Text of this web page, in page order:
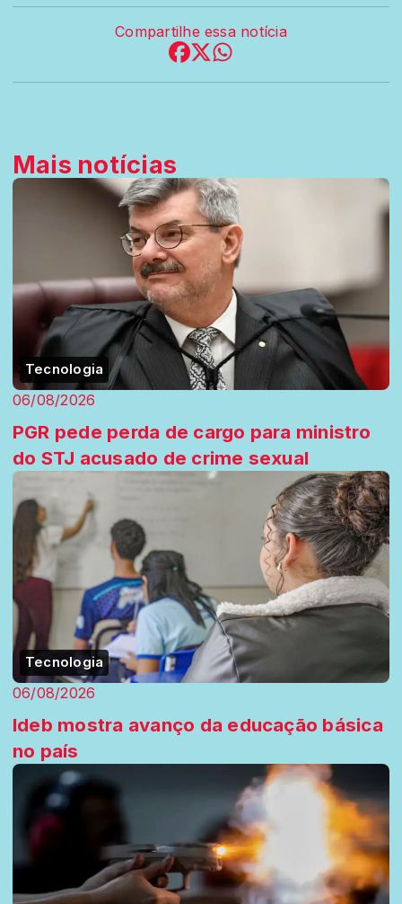
Compartilhe essa notícia
Mais notícias
Tecnologia
06/08/2026
PGR pede perda de cargo para ministro
do STJ acusado de crime sexual
Tecnologia
06/08/2026
Ideb mostra avanço da educação básica
no país